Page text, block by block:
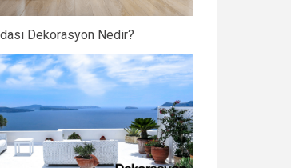
Dekorasyon Nedir?